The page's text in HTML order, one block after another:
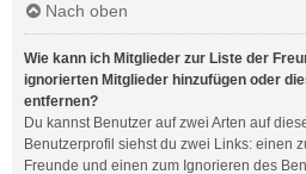
Nach oben
Wie kann ich Mitglieder zur Liste der
ignorierten Mitglieder hinzufügen oder
entfernen?
Du kannst Benutzer auf zwei Arten auf
Benutzerprofil siehst du zwei Links: einen
Freunde und einen zum Ignorieren des